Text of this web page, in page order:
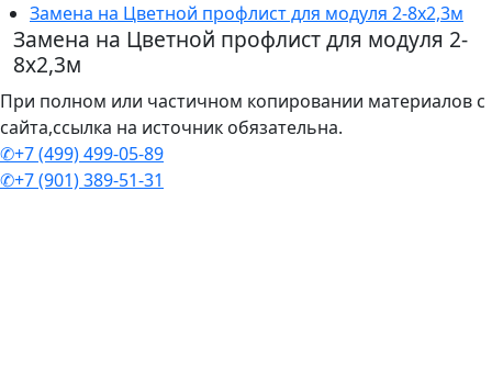
Замена на Цветной профлист для модуля 2-8х2,3м
Замена на Цветной профлист для модуля 2-
8х2,3м
При полном или частичном копировании материалов с
сайта,ссылка на источник обязательна.
✆+7 (499) 499-05-89
✆+7 (901) 389-51-31